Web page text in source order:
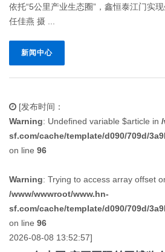
依托“5公里产业生态圈”，鑫恒泰江门实
任佳燕 摄 ...
新闻中心
[发布时间：
Warning: Undefined variable $article in
sf.com/cache/template/d090/709d/
on line 96
Warning: Trying to access array offset
/www/wwwroot/www.hn-
sf.com/cache/template/d090/709d/
on line 96
2026-08-08 13:52:57]